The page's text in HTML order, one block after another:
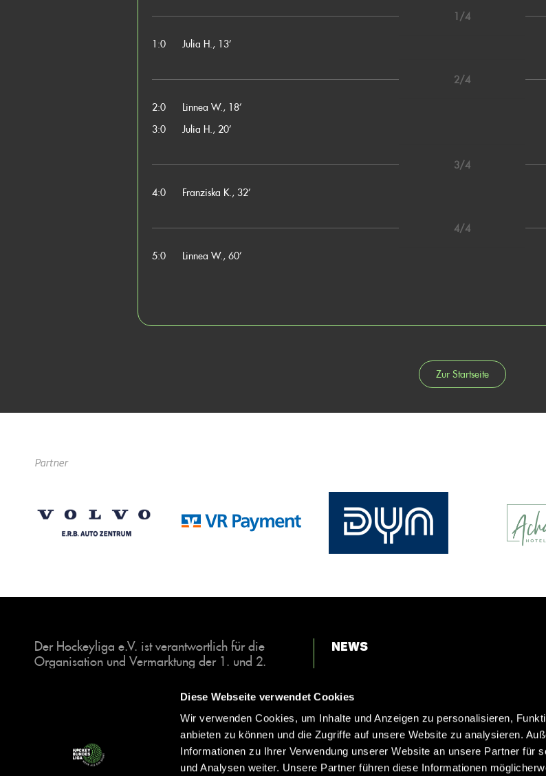
Diese Webseite verwendet Cookies
Wir verwenden Cookies, um Inhalte und Anzeigen zu personalisieren,
anbieten zu können und die Zugriffe auf unsere Website zu analysieren.
Informationen zu Ihrer Verwendung unserer Website an unsere Partner für
und Analysen weiter. Unsere Partner führen diese Informationen
1/4
1:0 Julia H., 13’
2/4
2:0
Linnea W., 18’
3:0
Julia H., 20’
3/4
4:0 Franziska K., 32’
4/4
5:0 Linnea W., 60’
Zur Startseite
Partner
Der Hockeyliga e.V. ist verantwortlich für die
Organisation und Vermarktung der 1. und 2.
Halle. Insgesamt sind über 60 Vereine unter dem
Dach der Hockeyliga organisiert, sowohl im
Herren als auch im Damen Bereich.
News
Kontakt